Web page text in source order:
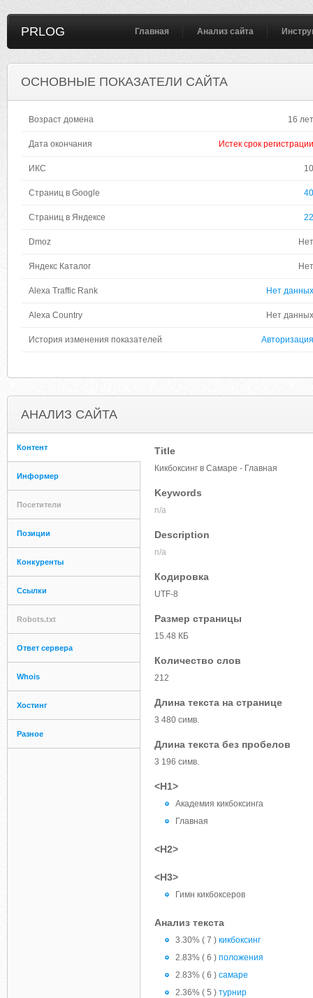
PRLOG Главная Анализ сайта
ОСНОВНЫЕ ПОКАЗАТЕЛИ САЙТА
Возраст домена 16 лет
Дата окончания Истек срок регистрации
ИКС 10
Страниц в Google 40
Страниц в Яндексе 22
Dmoz Нет
Яндекс Каталог Нет
Alexa Traffic Rank Нет данных
Alexa Country Нет данных
История изменения показателей Авторизация
АНАЛИЗ САЙТА
Контент
Информер
Посетители
Позиции
Конкуренты
Ссылки
Robots.txt
Ответ сервера
Whois
Хостинг
Разное
Title
Кикбоксинг в Самаре - Главная
Keywords
n/a
Description
n/a
Кодировка
UTF-8
Размер страницы
15.48 КБ
Количество слов
212
Длина текста на странице
3 480 симв.
Длина текста без пробелов
3 196 симв.
<H1>
Академия кикбоксинга
Главная
<H2>
<H3>
Гимн кикбоксеров
Анализ текста
3.30% ( 7 ) кикбоксинг
2.83% ( 6 ) положения
2.83% ( 6 ) самаре
2.36% ( 5 ) турнир